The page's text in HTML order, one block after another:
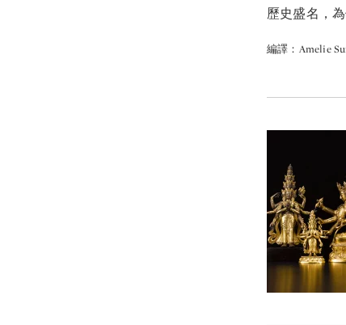
歷史盛名，
編譯：Amelie